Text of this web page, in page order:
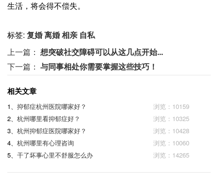
生活，将会得不偿失。
标签: 复婚离婚相亲 自私
上一篇： 想突破社交障碍可以从这几点开始...
下一篇： 与同事相处你需要掌握这些技巧！
相关文章
1、 抑郁症杭州医院哪家好？
浏览：10159
2、 杭州哪里看抑郁症好？
浏览：10325
3、 杭州抑郁症医院哪家好？
浏览：10428
4、 杭州哪里有心理咨询
浏览：10060
5、 干了坏事心里不舒服怎么办 浏览：14265